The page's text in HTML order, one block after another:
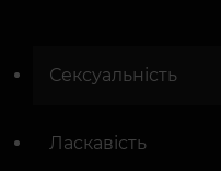
Сексуальність
Ласкавість